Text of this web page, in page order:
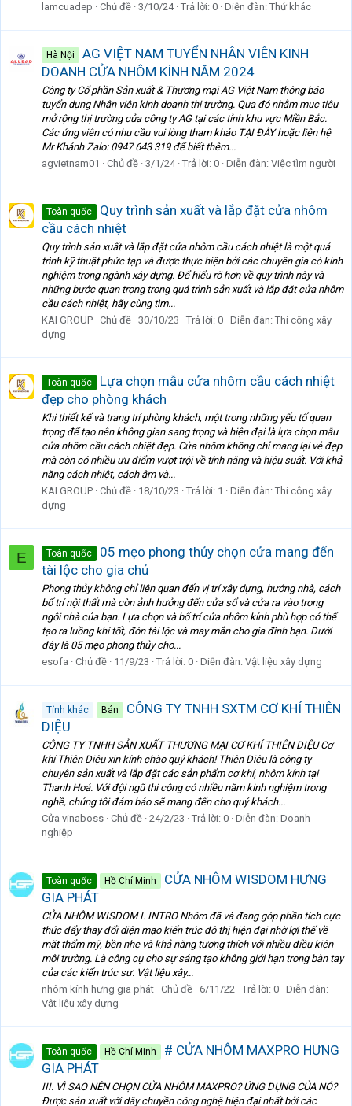
lamcuadep
Chủ đề 3/10/24 Trả lời: 0 Diễn đàn: Thứ khác
Hà Nội
AG VIỆT NAM TUYỂN NHÂN VIÊN KINH
DOANH CỬA NHÔM KÍNH NĂM 2024
Công ty Cổ phần Sản xuất & Thương mại AG Việt Nam thông báo
tuyển dụng Nhân viên kinh doanh thị trường. Qua đó nhằm mục tiêu
mở rộng thị trường của công ty AG tại các tỉnh khu vực Miền Bắc.
Các ứng viên có nhu cầu vui lòng tham khảo TẠI ĐÂY hoặc liên hệ
Mr Khánh Zalo: 0947 643 319 để biết thêm...
agvietnam01
Chủ đề 3/1/24 Trả lời: 0 Diễn đàn: Việc tìm người
Toàn quốc
Quy trình sản xuất và lắp đặt cửa nhôm
cầu cách nhiệt
Quy trình sản xuất và lắp đặt cửa nhôm cầu cách nhiệt là một quá
trình kỹ thuật phức tạp và được thực hiện bởi các chuyên gia có kinh
nghiệm trong ngành xây dựng. Để hiểu rõ hơn về quy trình này và
những bước quan trọng trong quá trình sản xuất và lắp đặt cửa nhôm
cầu cách nhiệt, hãy cùng tìm...
KAI GROUP Chủ đề 30/10/23 Trả lời: 0 Diễn đàn: Thi công xây
dựng
Toàn quốc
Lựa chọn mẫu cửa nhôm cầu cách nhiệt
đẹp cho phòng khách
Khi thiết kế và trang trí phòng khách, một trong những yếu tố quan
trọng để tạo nên không gian sang trọng và hiện đại là lựa chọn mẫu
cửa nhôm cầu cách nhiệt đẹp. Cửa nhôm không chỉ mang lại vẻ đẹp
mà còn có nhiều ưu điểm vượt trội về tính năng và hiệu suất. Với khả
năng cách nhiệt, cách âm và...
KAI GROUP Chủ đề 18/10/23 Trả lời: 1 Diễn đàn: Thi công xây
dựng
E Toàn quốc
05 mẹo phong thủy chọn cửa mang đến
tài lộc cho gia chủ
Phong thủy không chỉ liên quan đến vị trí xây dựng, hướng nhà, cách
bố trí nội thất mà còn ảnh hưởng đến cửa sổ và cửa ra vào trong
ngôi nhà của bạn. Lựa chọn và bố trí cửa nhôm kính phù hợp có thể
tạo ra luồng khí tốt, đón tài lộc và may mắn cho gia đình bạn. Dưới
đây là 05 mẹo phong thủy cho...
esofa
Chủ đề 11/9/23 Trả lời: 0 Diễn đàn: Vật liệu xây dựng
Tỉnh khác Bán
CÔNG TY TNHH SXTM CƠ KHÍ THIÊN
DIỆU
CÔNG TY TNHH SẢN XUẤT THƯƠNG MẠI CƠ KHÍ THIÊN DIỆU Cơ
khí Thiên Diệu xin kính chào quý khách! Thiên Diệu là công ty
chuyên sản xuất và lắp đặt các sản phẩm cơ khí, nhôm kính tại
Thanh Hoá. Với đội ngũ thi công có nhiều năm kinh nghiệm trong
nghề, chúng tôi đảm bảo sẽ mang đến cho quý khách...
Cửa vinaboss Chủ đề 24/2/23 Trả lời: 0 Diễn đàn: Doanh
nghiệp
Toàn quốc Hồ Chí Minh
CỬA NHÔM WISDOM HƯNG
GIA PHÁT
CỬA NHÔM WISDOM I. INTRO Nhôm đã và đang góp phần tích cực
thúc đẩy thay đổi diện mạo kiến trúc đô thị hiện đại nhờ lợi thế về
mặt thẩm mỹ, bền nhẹ và khả năng tương thích với nhiều điều kiện
môi trường. Là công cụ cho sự sáng tạo không giới hạn trong bàn tay
của các kiến trúc sư. Vật liệu xây...
nhôm kính hưng gia phát Chủ đề 6/11/22 Trả lời: 0 Diễn đàn:
Vật liệu xây dựng
Toàn quốc Hồ Chí Minh
# CỬA NHÔM MAXPRO HƯNG
GIA PHÁT
III. VÌ SAO NÊN CHỌN CỬA NHÔM MAXPRO? ỨNG DỤNG CỦA NÓ?
Được sản xuất với dây chuyền công nghệ hiện đại nhất bởi các